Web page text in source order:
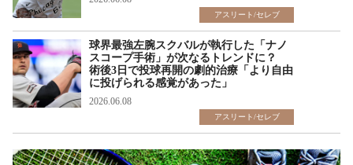
アスリート/セレブ
球界最強左腕スクバルが執行した「ナノ
スコープ手術」が次なるトレンドに？
術後3日で投球再開の劇的治療「より自由
に投げられる感覚があった」
2026.06.08
アスリート/セレブ